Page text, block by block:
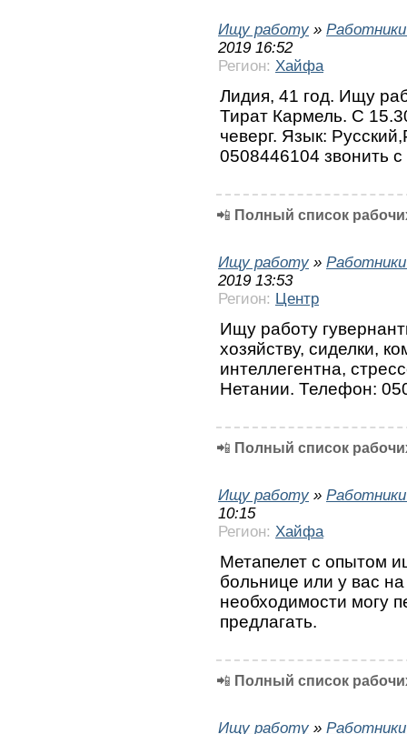
Ищу работу »
2019 16:52
Регион: Хайфа
Лидия, 41 год. Ищу
Тират Кармель. С
чеверг. Язык:
0508446104 звонить
📲 Полный список
Ищу работу »
2019 13:53
Регион: Центр
Ищу работу
хозяйству, сиделки,
интеллегентна,
Нетании. Телефон:
📲 Полный список
Ищу работу »
10:15
Регион: Хайфа
Метапелет с опытом
больнице или у вас
необходимости могу
предлагать.
📲 Полный список
Ищу работу »